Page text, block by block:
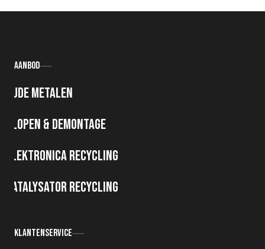
Aanbod
Oude metalen
Slopen & demontage
Elektronica recycling
Katalysator recycling
Klantenservice